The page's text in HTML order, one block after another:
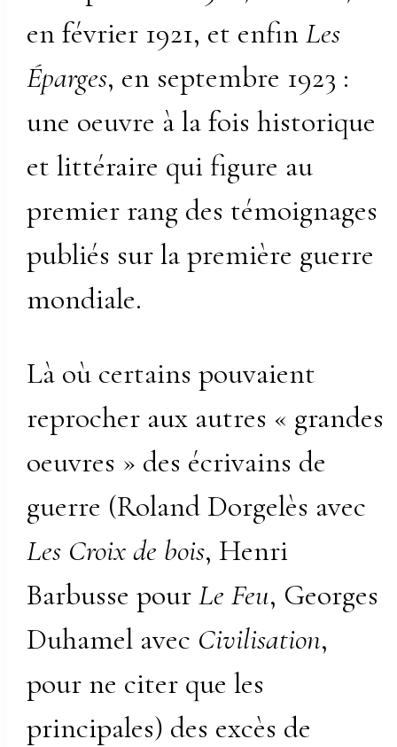
en février 1921, et enfinLes
Éparges, en septembre 1923 :
une oeuvre à la fois historique
et littéraire qui figure au
premier rang des témoignages
publiés sur la première guerre
mondiale.
Là où certains pouvaient
reprocher aux autres « grandes
oeuvres » des écrivains de
guerre (Roland Dorgelès avec
Les Croix de bois, Henri
Barbusse pourLe Feu, Georges
Duhamel avec Civilisation,
pour ne citer que les
principales) des excès de